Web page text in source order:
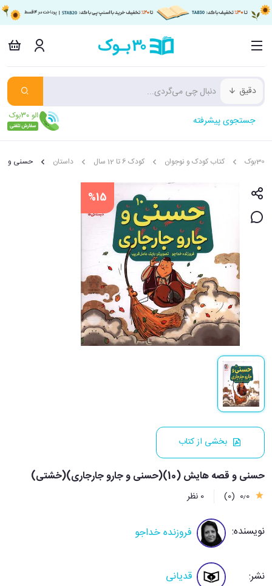
دقیق
جستجوی پیشرفته
30بوک کتاب کودک و نوجوان کودک 6 تا 12 سال داستان حسنی و
%15
بخشی از کتاب
حسنی و قصه هایش (10)(حسنی و جارو جارجاری)(خشتی)
0٫0 (0) 0 نظر
نویسنده: فروزنده خداجو
نشر: قدیانی